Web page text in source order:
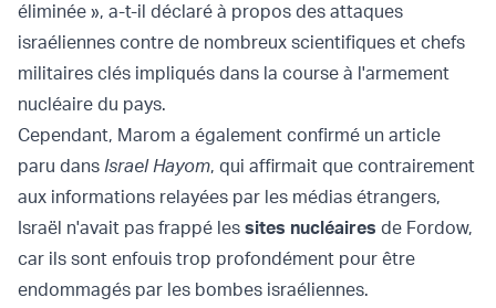
éliminée », a-t-il déclaré à propos des attaques
israéliennes contre de nombreux scientifiques et chefs
militaires clés impliqués dans la course à l'armement
nucléaire du pays.
Cependant, Marom a également confirmé un article
paru dans Israel Hayom, qui affirmait que contrairement
aux informations relayées par les médias étrangers,
Israël n'avait pas frappé les sites nucléaires de Fordow,
car ils sont enfouis trop profondément pour être
endommagés par les bombes israéliennes.